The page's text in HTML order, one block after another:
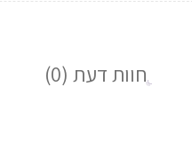
חוות דעת (0)